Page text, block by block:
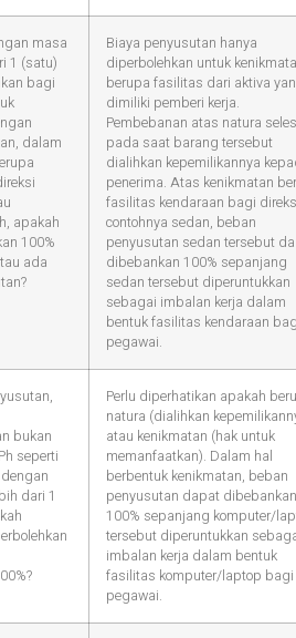
masa
1 (satu)
bagi
dalam
apakah
100%
ada
Biaya penyusutan hanya
diperbolehkan untuk
berupa fasilitas dari aktiva
dimiliki pemberi kerja.
Pembebanan atas natura
pada saat barang tersebut
dialihkan kepemilikannya
penerima. Atas kenikmatan
fasilitas kendaraan bagi
contohnya sedan, beban
penyusutan sedan tersebut
dibebankan 100% sepanjang
sedan tersebut diperuntukkan
sebagai imbalan kerja dalam
bentuk fasilitas kendaraan
pegawai.
bukan
seperti
dari 1
Perlu diperhatikan apakah
natura (dialihkan
atau kenikmatan (hak untuk
memanfaatkan). Dalam hal
berbentuk kenikmatan, beban
penyusutan dapat dibebankan
100% sepanjang komputer/
tersebut diperuntukkan
imbalan kerja dalam bentuk
fasilitas komputer/laptop bagi
pegawai.